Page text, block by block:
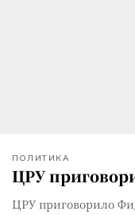
ПОЛИТИКА
ЦРУ
ЦРУ приговорило